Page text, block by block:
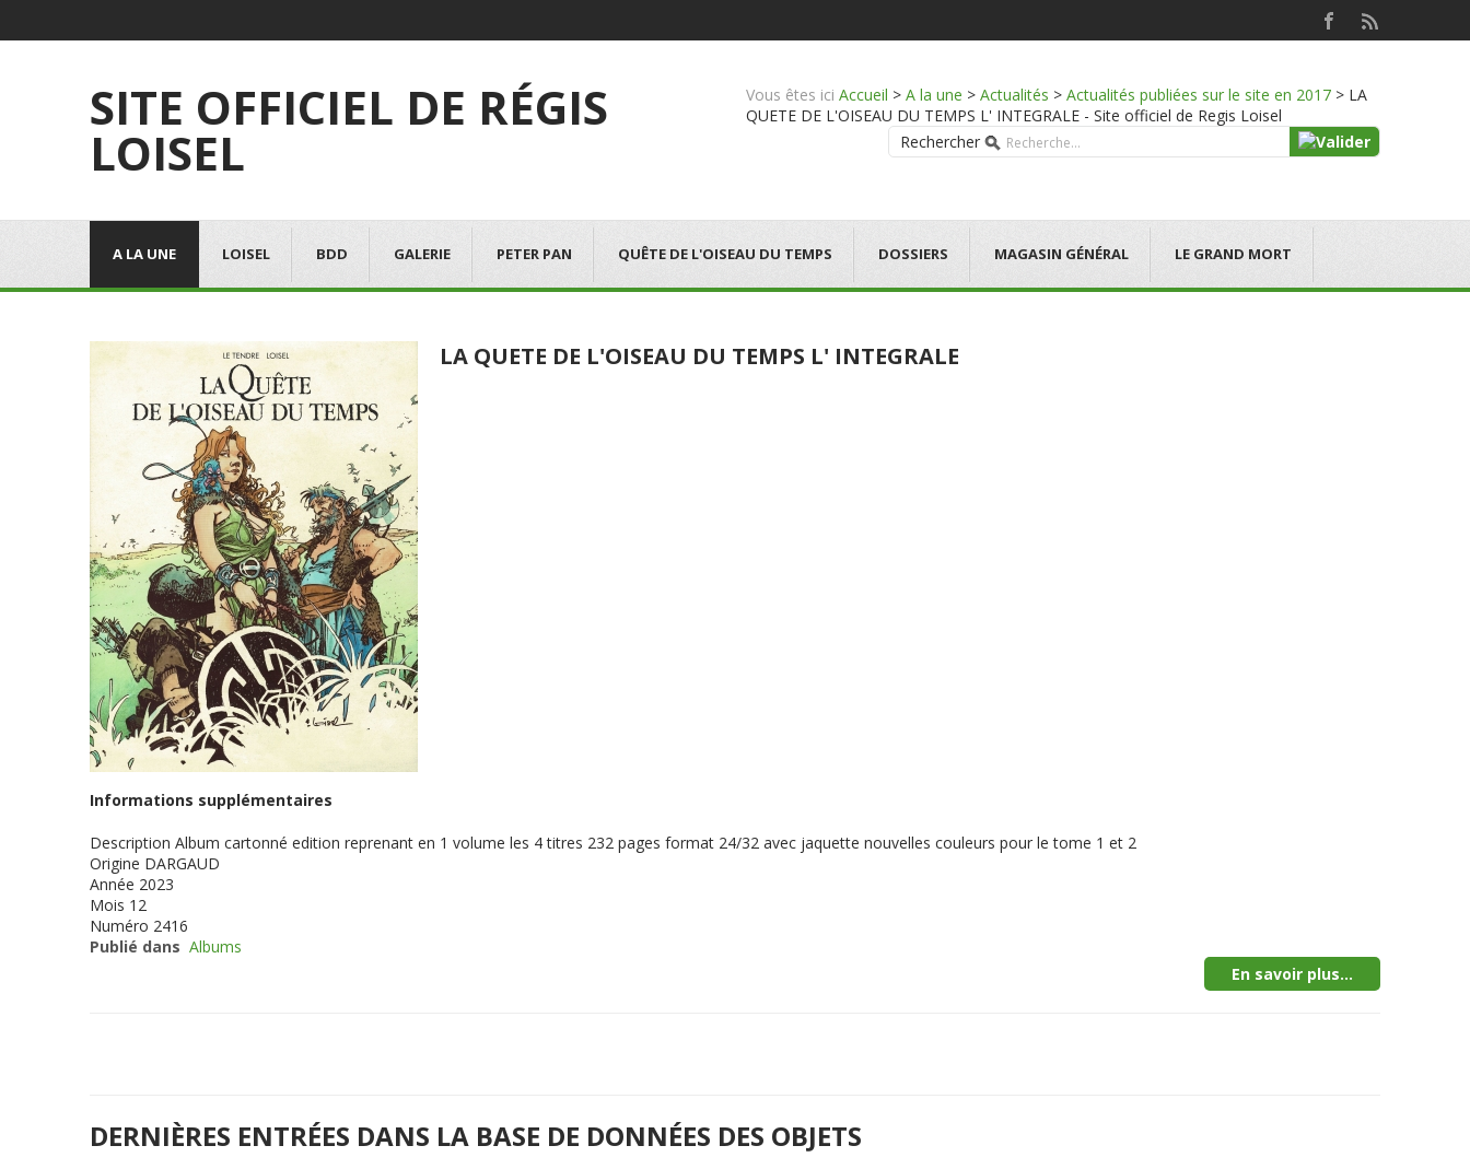
SITE OFFICIEL DE RÉGIS
LOISEL
Vous êtes ici Accueil > A la une > Actualités > Actualités publiées sur le site en 2017 > LA
QUETE DE L'OISEAU DU TEMPS L' INTEGRALE - Site officiel de Regis Loisel
Rechercher
A LA UNE LOISEL BDD GALERIE PETER PAN QUÊTE DE L'OISEAU DU TEMPS DOSSIERS MAGASIN GÉNÉRAL LE GRAND MORT
LA QUETE DE L'OISEAU DU TEMPS L' INTEGRALE
Informations supplémentaires
Description Album cartonné edition reprenant en 1 volume les 4 titres 232 pages format 24/32 avec jaquette nouvelles couleurs pour le tome 1 et 2
Origine DARGAUD
Année 2023
Mois 12
Numéro 2416
Publié dans Albums
En savoir plus...
DERNIÈRES ENTRÉES DANS LA BASE DE DONNÉES DES OBJETS